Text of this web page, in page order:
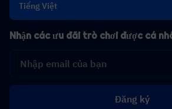
Tiếng Việt
Nhận các ưu đãi trò chơi được cá
Đăng ký